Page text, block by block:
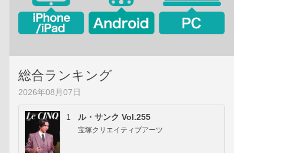
総合ランキング
2026年08月07日
1 ル・サンク Vol.255
宝塚クリエイティブアーツ